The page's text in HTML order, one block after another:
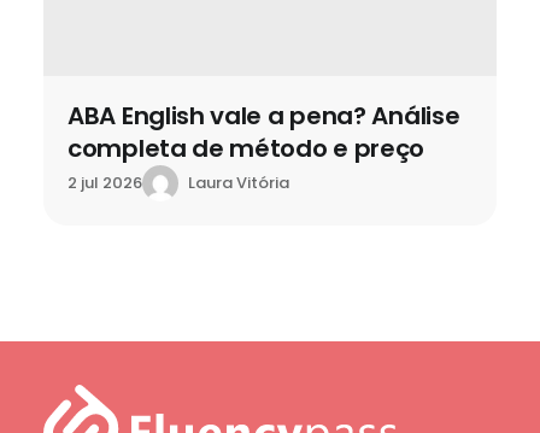
ABA English vale a pena? Análise
completa de método e preço
2 jul 2026 Laura Vitória